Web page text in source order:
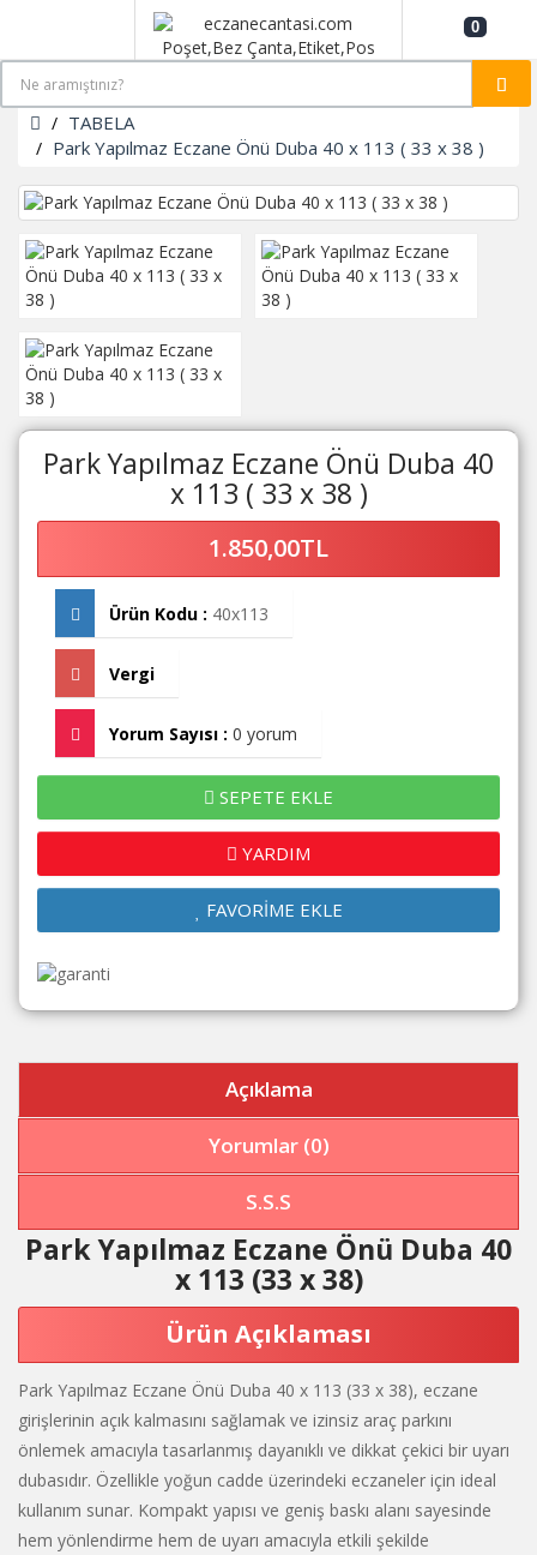
0
TABELA
Park Yapılmaz Eczane Önü Duba 40 x 113 ( 33 x 38 )
Park Yapılmaz Eczane Önü Duba 40
x 113 ( 33 x 38 )
1.850,00TL
Ürün Kodu : 40x113
Vergi
Yorum Sayısı : 0 yorum
SEPETE EKLE
YARDIM
FAVORİME EKLE
Açıklama
Yorumlar (0)
S.S.S
Park Yapılmaz Eczane Önü Duba 40
x 113 (33 x 38)
Ürün Açıklaması
Park Yapılmaz Eczane Önü Duba 40 x 113 (33 x 38), eczane
girişlerinin açık kalmasını sağlamak ve izinsiz araç parkını
önlemek amacıyla tasarlanmış dayanıklı ve dikkat çekici bir uyarı
dubasıdır. Özellikle yoğun cadde üzerindeki eczaneler için ideal
kullanım sunar. Kompakt yapısı ve geniş baskı alanı sayesinde
hem yönlendirme hem de uyarı amacıyla etkili şekilde